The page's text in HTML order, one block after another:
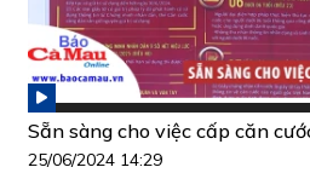
Sẵn sàng cho việc cấp căn
25/06/2024 14:29